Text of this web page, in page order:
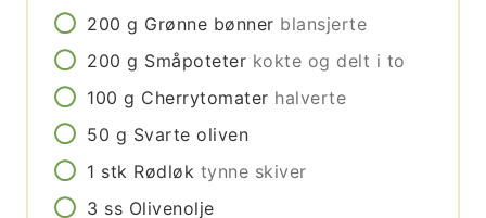
200 g Grønne bønner blansjerte
200 g Småpoteter kokte og delt i to
100 g Cherrytomater halverte
50 g Svarte oliven
1 stk Rødløk tynne skiver
3 ss Olivenolje